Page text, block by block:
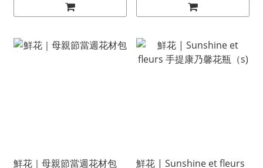
鮮花｜母親節當週花材包
鮮花 | Sunshine et fleurs